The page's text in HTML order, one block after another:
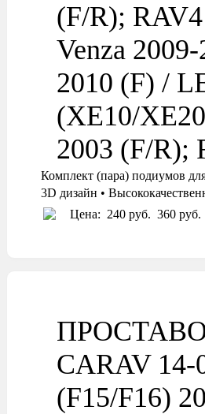
(F/R);
Venza
2010 (F) /
(XE10/
2003 (F/R);
Комплект (пара) подиумов
3D дизайн •
Цена: 240 руб. 360 руб.
CARAV 14-
(F15/F16)